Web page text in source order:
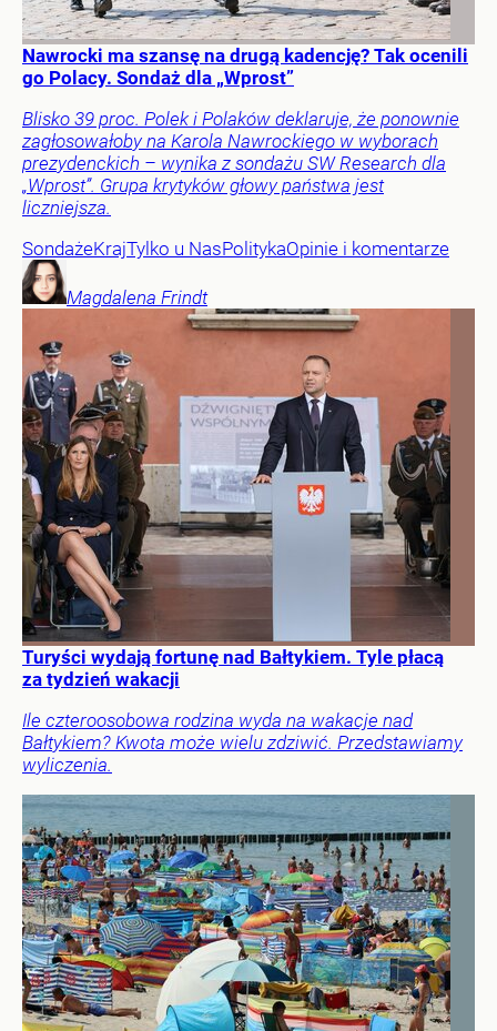
Nawrocki ma szansę na drugą kadencję? Tak ocenili
go Polacy. Sondaż dla „Wprost”
Blisko 39 proc. Polek i Polaków deklaruje, że ponownie
zagłosowałoby na Karola Nawrockiego w wyborach
prezydenckich – wynika z sondażu SW Research dla
„Wprost”. Grupa krytyków głowy państwa jest
liczniejsza.
SondażeKrajTylko u NasPolitykaOpinie i komentarze
Magdalena Frindt
Turyści wydają fortunę nad Bałtykiem. Tyle płacą
za tydzień wakacji
Ile czteroosobowa rodzina wyda na wakacje nad
Bałtykiem? Kwota może wielu zdziwić. Przedstawiamy
wyliczenia.